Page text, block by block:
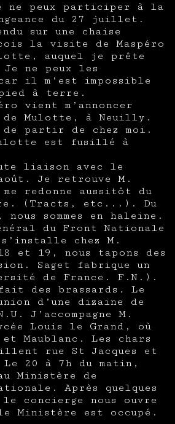
peux participer à la
du 27 juillet.
sur une chaise
la visite de Maspéro
auquel je prête
ne peux les
car il m’est impossible
à terre.
vient m’annoncer
Mulotte, à Neuilly.
partir de chez moi.
est fusillé à
liaison avec le
Je retrouve M.
redonne aussitôt du
(Tracts, etc...). Du
sommes en haleine.
du Front Nationale
chez M.
et 19, nous tapons des
Saget fabrique un
de France. F.N.).
fait des brassards. Le
d’une dizaine de
J’accompagne M.
Louis le Grand, où
Maublanc. Les chars
rue St Jacques et
20 à 7h du matin,
Ministère de
Après quelques
le concierge nous ouvre
Ministère est occupé.